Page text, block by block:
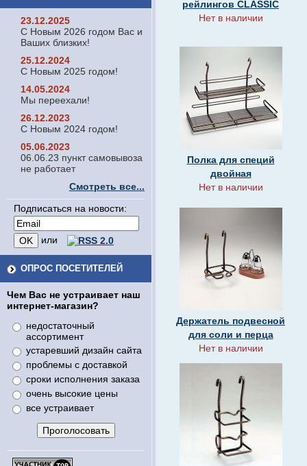
23.12.2025
С Новым 2026 годом Вас и
Ваших близких!
25.12.2024
С Новым 2025 годом!
14.05.2024
Мы переехали!
26.12.2023
С Новым 2024 годом!
05.06.2023
06.06.23 пункт самовывоза
не работает
Смотреть все...
Подписаться на новости:
или
ОПРОС ПОСЕТИТЕЛЕЙ
Чем Вас не устраивает наш
интернет-магазин?
недостаточный
ассортимент
устаревший дизайн сайта
проблемы с доставкой
сроки исполнения заказа
очень высокие цены
все устраивает
рейлингов CLASSIC
Нет в наличии
Полка для специй
двойная
Нет в наличии
Держатель подвесной
для соли и перца
Нет в наличии